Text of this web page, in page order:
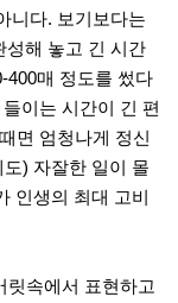
니다. 보기보다는
성해 놓고 긴 시간
400매 정도를 썼다
이는 시간이 긴 편
면 엄청나게 정신
) 자잘한 일이 몰
인생의 최대 고비
릿속에서 표현하고